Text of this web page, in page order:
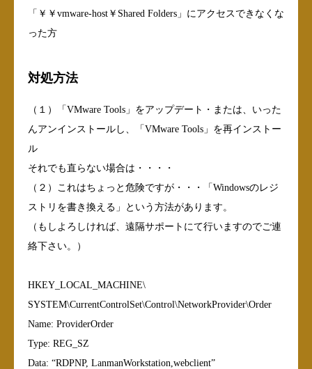
「￥￥vmware-host￥Shared Folders」にアクセスできなくな
った方
対処方法
（１）「VMware Tools」をアップデート・または、いった
んアンインストールし、「VMware Tools」を再インストー
ル
それでも直らない場合は・・・・
（２）これはちょっと危険ですが・・・「Windowsのレジ
ストリを書き換える」という方法があります。
（もしよろしければ、遠隔サポートにて行いますのでご連
絡下さい。）
HKEY_LOCAL_MACHINE\
SYSTEM\CurrentControlSet\Control\NetworkProvider\Order
Name: ProviderOrder
Type: REG_SZ
Data: “RDPNP, LanmanWorkstation,webclient”